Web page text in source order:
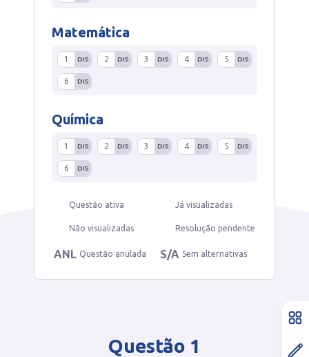
Matemática
1 DIS 2 DIS 3 DIS 4 DIS 5 DIS
6 DIS
Química
1 DIS 2 DIS 3 DIS 4 DIS 5 DIS
6 DIS
Questão ativa Já visualizadas
Não visualizadas Resolução pendente
ANL Questão anulada S/A Sem alternativas
Questão 1